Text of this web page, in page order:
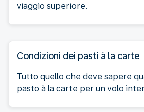
viaggio superiore.
Condizioni dei pasti à la carte
Tutto quello che deve sapere
pasto à la carte per un volo